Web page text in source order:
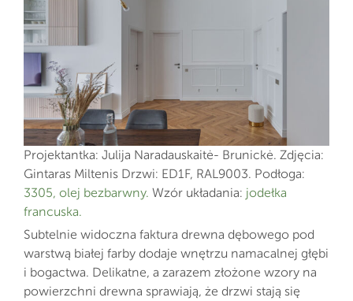
Projektantka: Julija Naradauskaitė- Brunickė. Zdjęcia:
Gintaras Miltenis Drzwi: ED1F, RAL9003. Podłoga:
3305, olej bezbarwny. Wzór układania: jodełka
francuska.
Subtelnie widoczna faktura drewna dębowego pod
warstwą białej farby dodaje wnętrzu namacalnej głębi
i bogactwa. Delikatne, a zarazem złożone wzory na
powierzchni drewna sprawiają, że drzwi stają się